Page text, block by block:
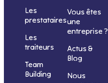
Les
prestataires
Les
traiteurs
Team
Building
Vous êtes
une
entreprise ?
Actus &
Blog
Nous